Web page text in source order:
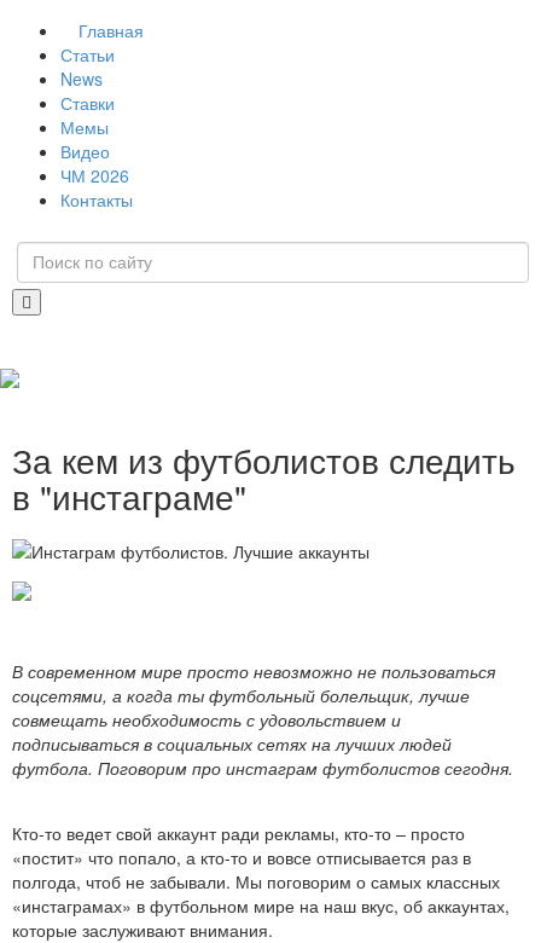
Главная
Статьи
News
Ставки
Мемы
Видео
ЧМ 2026
Контакты
За кем из футболистов следить
в "инстаграме"
В современном мире просто невозможно не пользоваться
соцсетями, а когда ты футбольный болельщик, лучше
совмещать необходимость с удовольствием и
подписываться в социальных сетях на лучших людей
футбола. Поговорим про инстаграм футболистов сегодня.
Кто-то ведет свой аккаунт ради рекламы, кто-то – просто
«постит» что попало, а кто-то и вовсе отписывается раз в
полгода, чтоб не забывали. Мы поговорим о самых классных
«инстаграмах» в футбольном мире на наш вкус, об аккаунтах,
которые заслуживают внимания.